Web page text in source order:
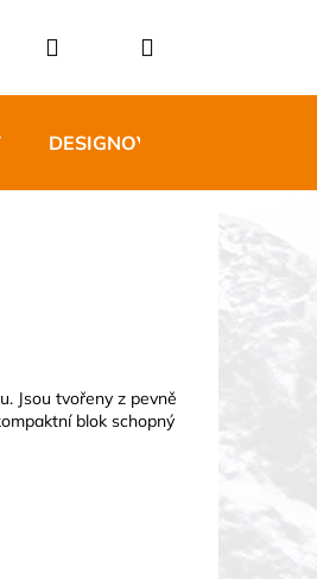
PřihlášeníNákupní
DESIGNOVÝ NÁBYTEK
Jsou tvořeny z pevně
blok schopný